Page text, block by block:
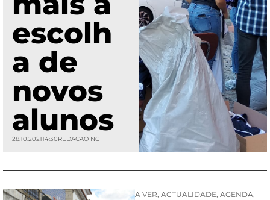
escolh
a de
novos
alunos
28.10.202114:30REDACAO NC
A VER, ACTUALIDADE, AGENDA,